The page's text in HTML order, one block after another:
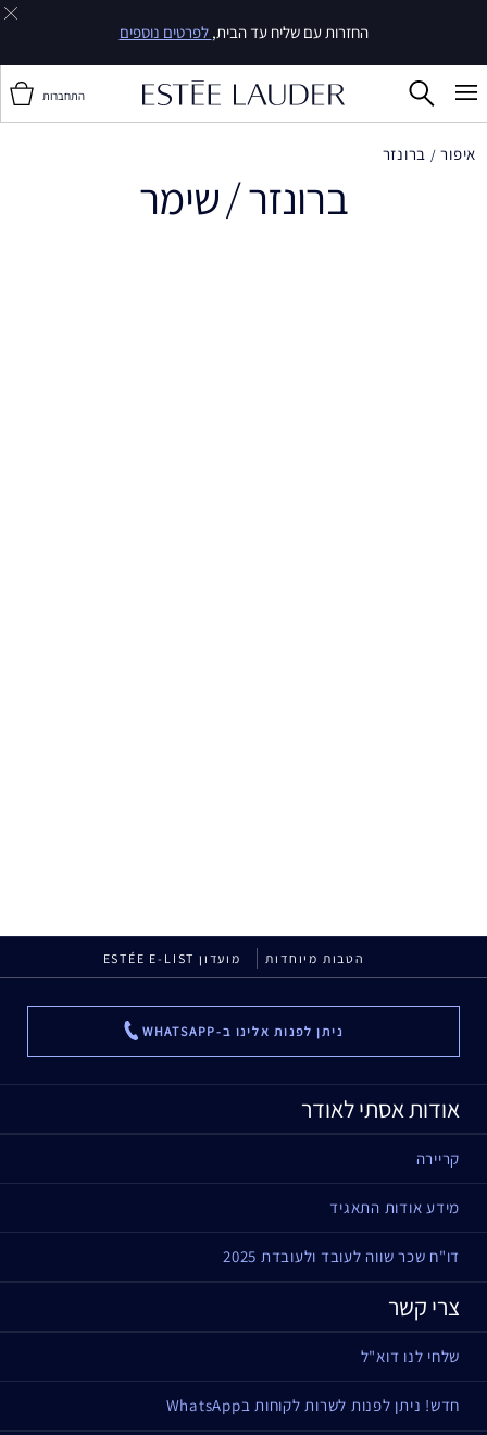
החזרות עם שליח עד הבית, לפרטים נוספים
התחברות
איפור ברונזר
ברונזר / שימר
הטבות מיוחדות מועדון ESTÉE E-LIST
ניתן לפנות אלינו ב-WHATSAPP ...
אודות אסתי לאודר
קריירה
מידע אודות התאגיד
דו"ח שכר שווה לעובד ולעובדת 2025
צרי קשר
שלחי לנו דוא"ל
חדש! ניתן לפנות לשרות לקוחות בWhatsApp